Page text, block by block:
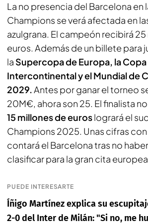
La no presencia del Barcelona en
Champions se verá afectada en
azulgrana. El campeón recibirá
euros. Además de un billete para
la Supercopa de Europa, la Copa
Intercontinental y el Mundial de
2029.Antes por ganar el torneo
20M€, ahora son 25. El finalista
15 millones de euroslogrará el
Champions 2025. Unas cifras con
contará el Barcelona tras no
clasificar para la gran cita
PUEDE INTERESARTE
Íñigo Martínez explica su
2-0 del Inter de Milán: "Si no, me